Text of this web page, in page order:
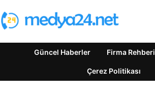
Güncel Haberler Firma Rehberi
Çerez Politikası